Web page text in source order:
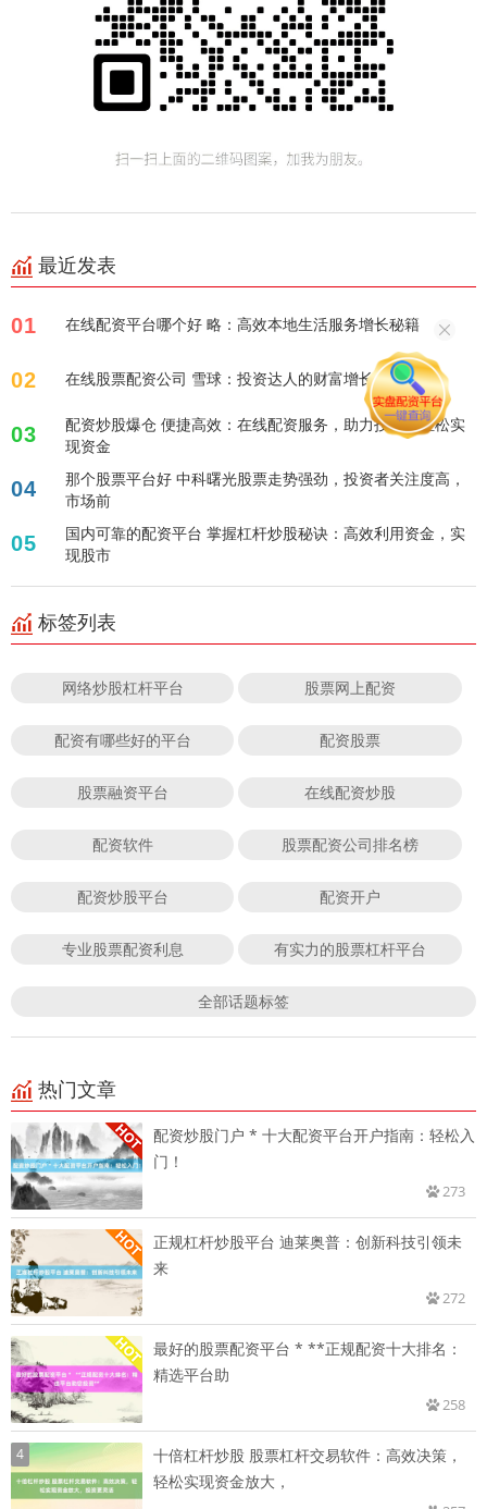
最近发表
01 在线配资平台哪个好 略：高效本地生活服务增长秘籍
02 在线股票配资公司 雪球：投资达人的财富增长秘籍
03
配资炒股爆仓 便捷高效：在线配资服务，助力投资者轻松实
现资金
04
那个股票平台好 中科曙光股票走势强劲，投资者关注度高，
市场前
05
国内可靠的配资平台 掌握杠杆炒股秘诀：高效利用资金，实
现股市
标签列表
网络炒股杠杆平台 股票网上配资
配资有哪些好的平台 配资股票
股票融资平台 在线配资炒股
配资软件 股票配资公司排名榜
配资炒股平台 配资开户
专业股票配资利息 有实力的股票杠杆平台
全部话题标签
热门文章
配资炒股门户 * 十大配资平台开户指南：轻松入
门！
273
正规杠杆炒股平台 迪莱奥普：创新科技引领未
来
272
最好的股票配资平台 * **正规配资十大排名：
精选平台助
258
4
十倍杠杆炒股 股票杠杆交易软件：高效决策，
轻松实现资金放大，